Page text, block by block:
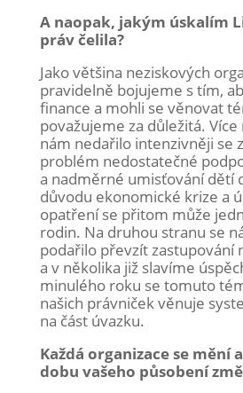
A naopak, jakým úskalím
práv čelila?
Jako většina neziskových
pravidelně bojujeme s tím,
finance a mohli se věnovat
považujeme za důležitá.
nám nedařilo intenzivněji se
problém nedostatečné
a nadměrné umisťování dětí
důvodu ekonomické krize a
opatření se přitom může
rodin. Na druhou stranu se
podařilo převzít zastupování
a v několika již slavíme
minulého roku se tomuto
našich právniček věnuje
na část úvazku.
Každá organizace se mění
dobu vašeho působení